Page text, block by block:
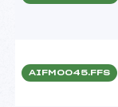
AIFM0045.FFS